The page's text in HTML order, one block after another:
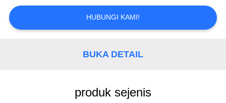
HUBUNGI KAMI!
BUKA DETAIL
produk sejenis